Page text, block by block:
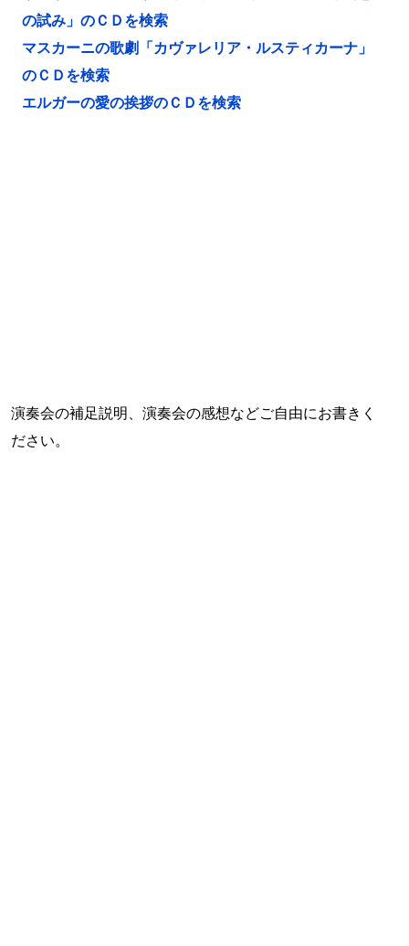
の試み」のＣＤを検索
マスカーニの歌劇「カヴァレリア・ルスティカーナ」
のＣＤを検索
エルガーの愛の挨拶のＣＤを検索
演奏会の補足説明、演奏会の感想などご自由にお書きく
ださい。